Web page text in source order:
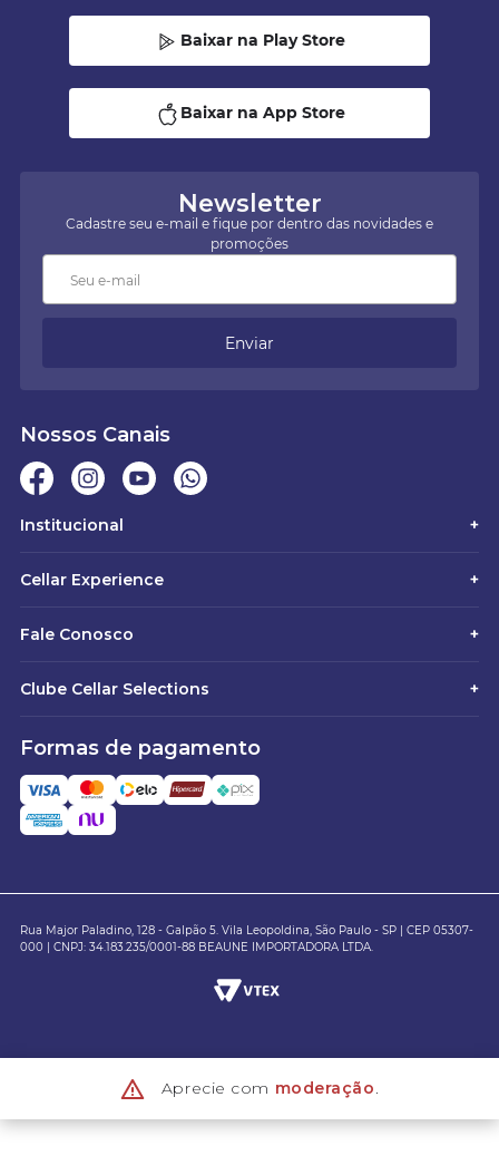
Newsletter
Cadastre seu e-mail e fique por dentro das novidades e
promoções
Enviar
Baixar na Play Store
Baixar na App Store
Nossos Canais
Institucional +
Cellar Experience +
Fale Conosco +
Clube Cellar Selections +
Formas de pagamento
Rua Major Paladino, 128 - Galpão 5. Vila Leopoldina, São Paulo - SP | CEP 05307-
000 | CNPJ: 34.183.235/0001-88 BEAUNE IMPORTADORA LTDA.
Aprecie com moderação.